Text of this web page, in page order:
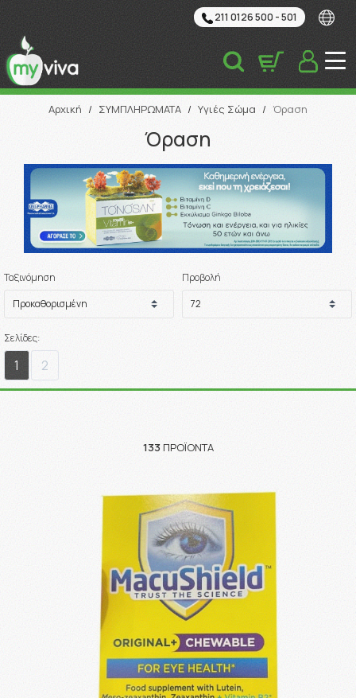
211 0126 500 - 501
Αναζήτηση
Αρχική / ΣΥΜΠΛΗΡΩΜΑΤΑ / Υγιές Σώμα / Όραση
Όραση
Ταξινόμηση Προβολή
Σελίδες:
1 2
133ΠΡΟΪΌΝΤΑ